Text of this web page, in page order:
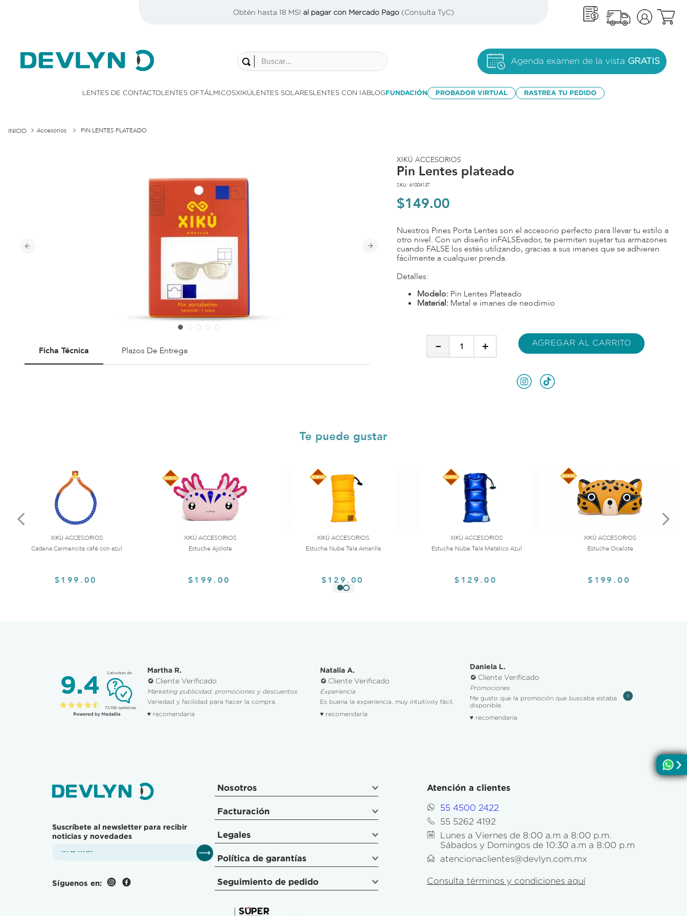
Obtén hasta 18 MSI al pagar con Mercado Pago (Consulta TyC)
Buscar...
Agenda examen de la vista GRATIS
LENTES DE CONTACTOLENTES OFTÁLMICOSXIKÚLENTES SOLARESLENTES CON IABLOGFUNDACIÓN PROBADOR VIRTUAL RASTREA TU PEDIDO
Accesorios PIN LENTES PLATEADO
Ficha Técnica Plazos De Entrega
XIKÚ ACCESORIOS
Pin Lentes plateado
SKU: 61004137
$149.00
Nuestros Pines Porta Lentes son el accesorio perfecto para llevar tu estilo a
otro nivel. Con un diseño inFALSEvador, te permiten sujetar tus armazones
cuando FALSE los estés utilizando, gracias a sus imanes que se adhieren
fácilmente a cualquier prenda.
Detalles:
Modelo:Pin Lentes Plateado
Material:Metal e imanes de neodimio
＋
－ AGREGAR AL CARRITO
Te puede gustar
XIKÚ ACCESORIOS
Cadena Carmencita café con azul
$199.00
XIKÚ ACCESORIOS
Estuche Ajolote
$199.00
XIKÚ ACCESORIOS
Estuche Nube Tela Amarilla
$129.00
XIKÚ ACCESORIOS
Estuche Nube Tela Metálico Azul
$129.00
XIKÚ ACCESORIOS
Estuche Ocelote
$199.00
Martha R.
Cliente Verificado
Marketing publicidad, promociones y descuentos
Variedad y facilidad para hacer la compra.
♥ recomendaría
Natalia A.
Cliente Verificado
Experiencia
Es buena la experiencia, muy intuitivoy fácil.
♥ recomendaría
Daniela L.
Cliente Verificado
Promociones
Me gusto que la promoción que buscaba estaba
disponible.
♥ recomendaría
Suscríbete al newsletter para recibir
noticias y novedades
Síguenos en:
Nosotros
Facturación
Legales
Política de garantías
Seguimiento de pedido
Atención a clientes
55 4500 2422
55 5262 4192
Lunes a Viernes de 8:00 a.m a 8:00 p.m.
Sábados y Domingos de 10:30 a.m a 8:00 p.m
atencionaclientes@devlyn.com.mx
Consulta términos y condiciones aquí